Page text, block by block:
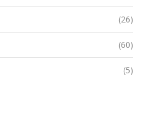
(26)
(60)
(5)